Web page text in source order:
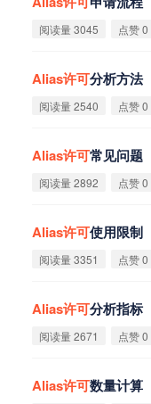
阅读量 3045 点赞 0
Alias许可分析方法
阅读量 2540 点赞 0
Alias许可常见问题
阅读量 2892 点赞 0
Alias许可使用限制
阅读量 3351 点赞 0
Alias许可分析指标
阅读量 2671 点赞 0
Alias许可数量计算